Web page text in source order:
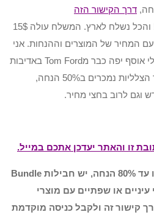
דרך הקישור הזה
מותגים: כולם! אבל ממש כולם! והכל נשלח לארץ. המשלח עולה 15$
המחיר של המוצרים וההנחות. אני
בעיקר קונה באתר מותגים. יש לי אוסף יפה כבר מTom Ford באדיבות
גלמבוט. רוב מוצרי Mac בעיקר הצלליות נמכרים ב50% הנחה,
וגם לרוב בחצי מחיר.
זו והאתר יעדכן אתכם במייל.
יש באתר מגוון הנחות, אפילו עד 80% הנחה, יש חבילות Bundle
או שפתיים עם מוצרי
דרך קישור זה ולקבל כניסה מוקדמת